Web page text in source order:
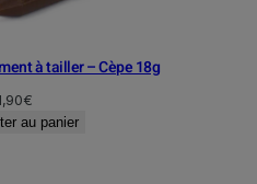
à tailler – Cèpe 18g
€
au panier